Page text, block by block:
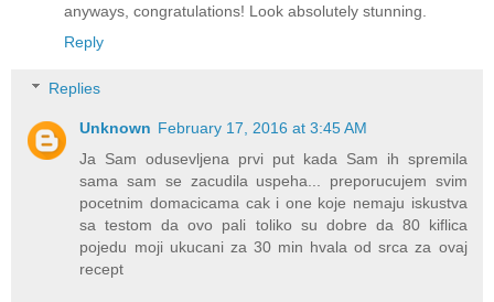
anyways, congratulations! Look absolutely stunning.
Reply
Replies
Unknown February 17, 2016 at 3:45 AM
Ja Sam odusevljena prvi put kada Sam ih spremila
sama sam se zacudila uspeha... preporucujem svim
pocetnim domacicama cak i one koje nemaju iskustva
sa testom da ovo pali toliko su dobre da 80 kiflica
pojedu moji ukucani za 30 min hvala od srca za ovaj
recept